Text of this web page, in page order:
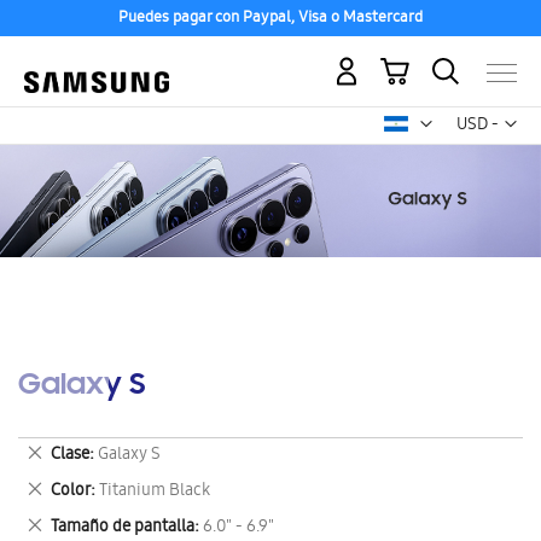
Puedes pagar con Paypal, Visa o Mastercard
USD -
dólar
Mi carrito
Galaxy S
Clase Galaxy S
Eliminar
este
artículo
Color Titanium Black
Eliminar
este
Tamaño de pantalla 6.0" - 6.9"
Eliminar